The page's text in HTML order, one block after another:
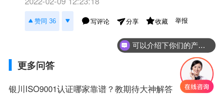
赞同 36 写评论 分享 收藏 举报
更多问答
银川ISO9001认证哪家靠谱？教期待大神解答
可以介绍下你们的产品么？